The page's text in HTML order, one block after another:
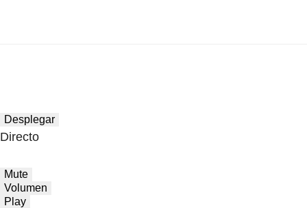
Desplegar
Directo
Mute
Volumen
Play